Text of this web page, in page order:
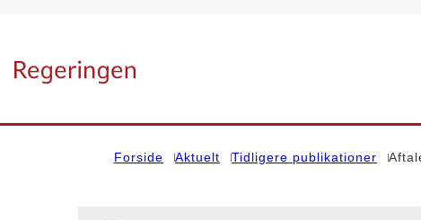
Forside Aktuelt Tidligere publikationer